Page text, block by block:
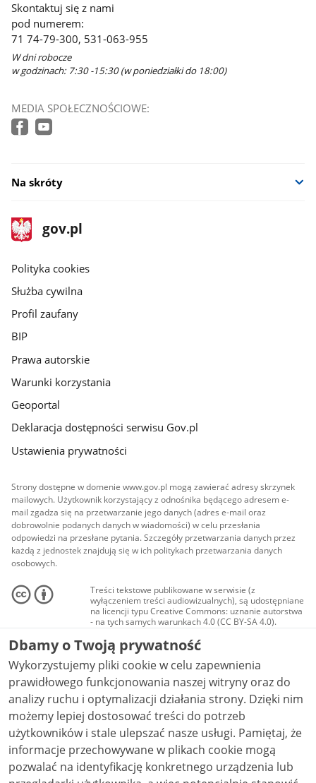
Skontaktuj się z nami
pod numerem:
71 74-79-300, 531-063-955
W dni robocze
w godzinach: 7:30 -15:30 (w poniedziałki do 18:00)
MEDIA SPOŁECZNOŚCIOWE:
Na skróty
stopka
gov.pl
Strona
gov.pl
gov.pl
Polityka cookies
Służba cywilna
Profil zaufany
BIP
Prawa autorskie
Warunki korzystania
Geoportal
Deklaracja dostępności serwisu Gov.pl
Ustawienia prywatności
Strony dostępne w domenie www.gov.pl mogą zawierać adresy skrzynek
mailowych. Użytkownik korzystający z odnośnika będącego adresem e-
mail zgadza się na przetwarzanie jego danych (adres e-mail oraz
dobrowolnie podanych danych w wiadomości) w celu przesłania
odpowiedzi na przesłane pytania. Szczegóły przetwarzania danych przez
każdą z jednostek znajdują się w ich politykach przetwarzania danych
osobowych.
Treści tekstowe publikowane w serwisie (z
wyłączeniem treści audiowizualnych), są udostępniane
na licencji typu Creative Commons: uznanie autorstwa
- na tych samych warunkach 4.0 (CC BY-SA 4.0).
Materiały audiowizualne, w tym zdjęcia, materiały
audio i wideo, są udostępniane na licencji typu
Creative Commons: uznanie autorstwa użycie
niekomercyjne - bez utworów zależnych 4.0 (CC BY-
NC-ND 4.0), o ile nie jest to stwierdzone inaczej.
Dbamy o Twoją prywatność
Wykorzystujemy pliki cookie w celu zapewnienia
prawidłowego funkcjonowania naszej witryny oraz do
analizy ruchu i optymalizacji działania strony. Dzięki nim
możemy lepiej dostosować treści do potrzeb
użytkowników i stale ulepszać nasze usługi. Pamiętaj, że
informacje przechowywane w plikach cookie mogą
pozwalać na identyfikację konkretnego urządzenia lub